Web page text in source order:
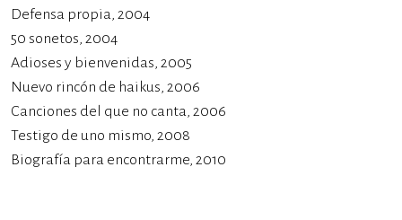
Defensa propia, 2004
50 sonetos, 2004
Adioses y bienvenidas, 2005
Nuevo rincón de haikus, 2006
Canciones del que no canta, 2006
Testigo de uno mismo, 2008
Biografía para encontrarme, 2010